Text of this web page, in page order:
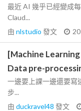
最近 AI 幾乎已經變成
Claud...
由 nlstudio 發文
[Machine Learning
Data pre-
一邊要上課一邊還要寫
步...
由 duckravel48 發文